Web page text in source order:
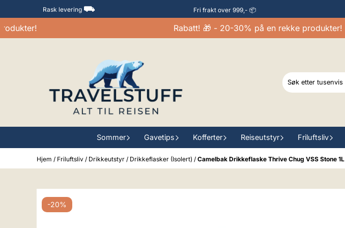
Hopp til innholdRask levering ⛟ Fri frakt over 999,- 📦
Rabatt! 🎁 - 20-30% på en rekke produkter!
Sommer Gavetips Kofferter Reiseutstyr Friluftsliv
Hjem / Friluftsliv / Drikkeutstyr / Drikkeflasker (Isolert) / Camelbak Drikkeflaske Thrive Chug VSS Stone 1L
-20%